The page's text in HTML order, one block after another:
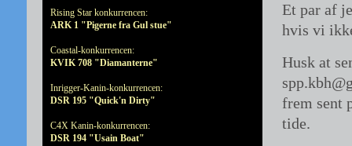
Rising Star konkurrencen:
ARK 1 "Pigerne fra Gul stue"
Coastal-konkurrencen:
KVIK 708 "Diamanterne"
Inrigger-Kanin-konkurrencen:
DSR 195 "Quick'n Dirty"
C4X Kanin-konkurrencen:
DSR 194 "Usain Boat"
Et par af
hvis vi
Husk at
frem sent
tide.